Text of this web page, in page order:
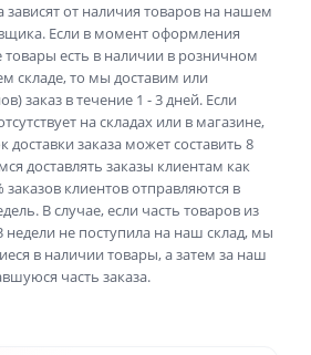
зависят от наличия товаров на нашем
Если в момент оформления
товары есть в наличии в розничном
складе, то мы доставим или
заказ в течение 1 - 3 дней. Если
на складах или в магазине,
заказа может составить 8
доставлять заказы клиентам как
клиентов отправляются в
В случае, если часть товаров из
недели не поступила на наш склад, мы
в наличии товары, а затем за наш
часть заказа.